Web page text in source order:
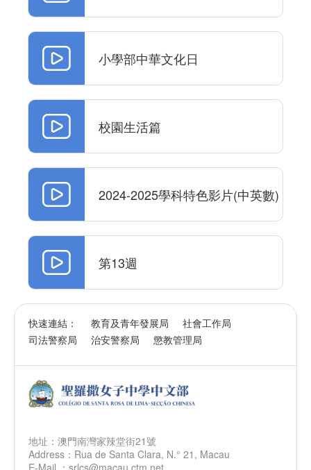
小學部中華文化日
校園生活篇
2024-2025學科特色影片(中英數)
第13週
快速連結： 教育及青年發展局
社會工作局
司法警察局
治安警察局 懲教管理局
地址：澳門南灣家辣堂街21號
Address：Rua de Santa Clara, N.° 21, Macau
E-Mail ：srlcs@macau.ctm.net